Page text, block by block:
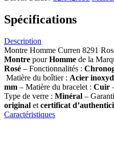
Spécifications
Description
Montre Homme Curren 8291
Montre pourHomme de la
Rosé – Fonctionnalités :
Matière du boîtier : Acier
mm – Matière du bracelet : Cuir
Type de verre : Minéral –
original et certificat
Caractéristiques